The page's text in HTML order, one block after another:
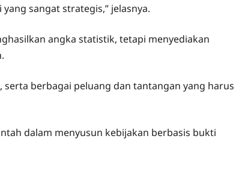
sangat strategis,” jelasnya.
angka statistik, tetapi menyediakan
berbagai peluang dan tantangan yang harus
dalam menyusun kebijakan berbasis bukti